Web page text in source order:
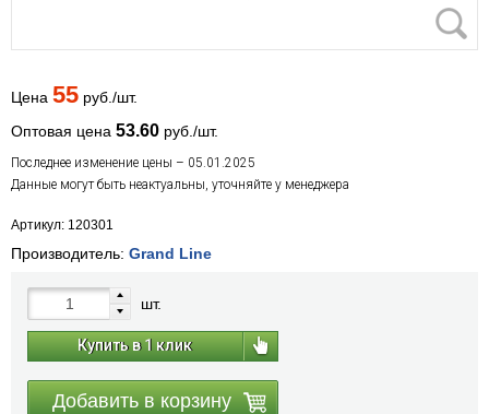
Цена 55 руб./шт.
Оптовая цена 53.60 руб./шт.
Последнее изменение цены – 05.01.2025
Данные могут быть неактуальны, уточняйте у менеджера
Артикул: 120301
Производитель: Grand Line
шт.
Купить в 1 клик
Добавить в корзину